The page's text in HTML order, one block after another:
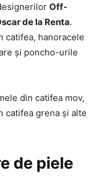
Off-
de la Renta.
catifea, hanoracele
și poncho-urile
din catifea mov,
catifea grena și alte
de piele